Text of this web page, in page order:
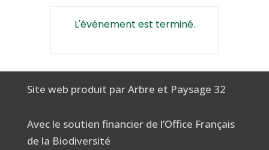
L'événement est terminé.
Site web produit par Arbre et Paysage 32
Avec le soutien financier de l’Office Français
de la Biodiversité